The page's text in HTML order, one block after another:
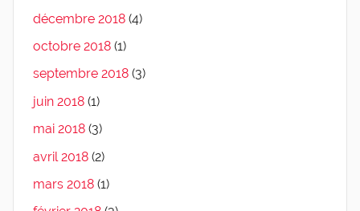
décembre 2018 (4)
octobre 2018 (1)
septembre 2018 (3)
juin 2018 (1)
mai 2018 (3)
avril 2018 (2)
mars 2018 (1)